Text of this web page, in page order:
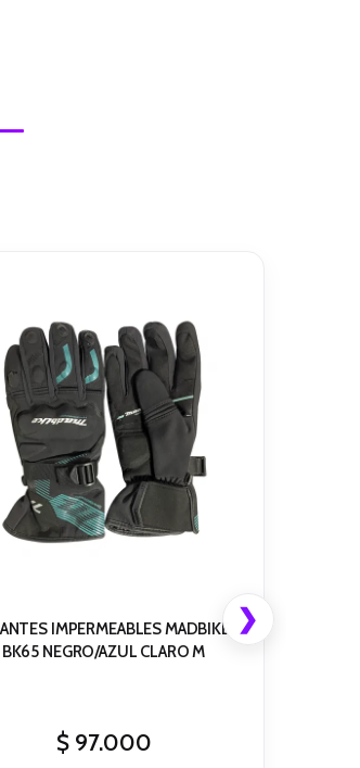
IMPERMEABLES MADBIKE
BK65 NEGRO/AZUL CLARO M
$97.000
❯